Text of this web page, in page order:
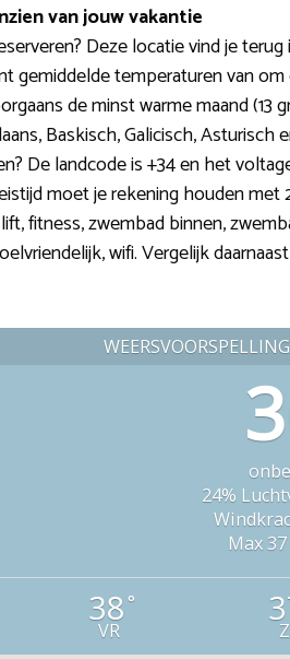
van jouw vakantie
Deze locatie vind je
gemiddelde temperaturen van
de minst warme maand (13
Baskisch, Galicisch,
De landcode is +34 en het
moet je rekening houden
fitness, zwembad binnen,
wifi. Vergelijk
24%
Max
38°
VR